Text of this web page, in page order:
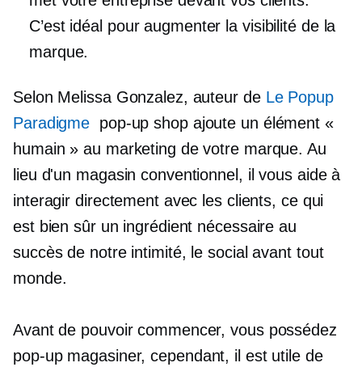
C’est idéal pour augmenter la visibilité de la
marque.
Selon Melissa Gonzalez, auteur de Le Popup
Paradigme pop-up shop ajoute un élément «
humain » au marketing de votre marque. Au
lieu d'un magasin conventionnel, il vous aide à
interagir directement avec les clients, ce qui
est bien sûr un ingrédient nécessaire au
succès de notre intimité, le social avant tout
monde.
Avant de pouvoir commencer, vous possédez
pop-upmagasiner, cependant, il est utile de